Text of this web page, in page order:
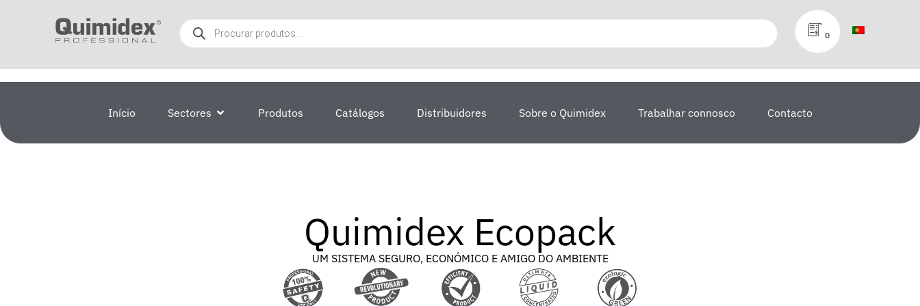
0
Início Sectores Produtos Catálogos Distribuidores Sobre o Quimidex Trabalhar connosco Contacto
Quimidex Ecopack
UM SISTEMA SEGURO, ECONÓMICO E AMIGO DO AMBIENTE